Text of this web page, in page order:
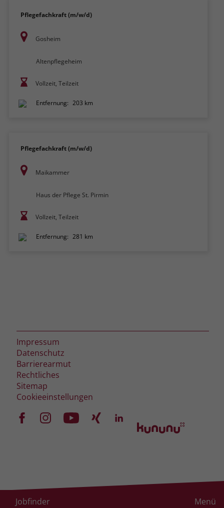
Pflegefachkraft (m/w/d)
Gosheim
Altenpflegeheim
Vollzeit, Teilzeit
Entfernung: 203 km
Pflegefachkraft (m/w/d)
Maikammer
Haus der Pflege St. Pirmin
Vollzeit, Teilzeit
Entfernung: 281 km
Impressum
Datenschutz
Barrierearmut
Rechtliches
Sitemap
Cookieeinstellungen
Jobfinder Menü